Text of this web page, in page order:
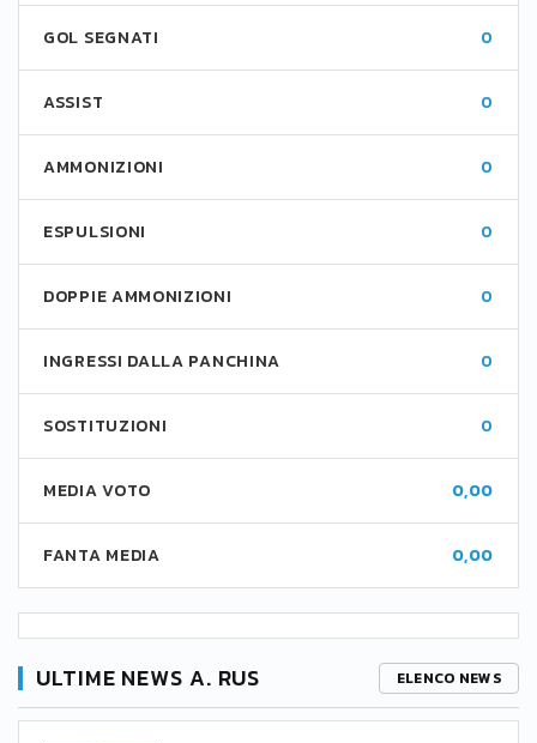
GOL SEGNATI 0
ASSIST 0
AMMONIZIONI 0
ESPULSIONI 0
DOPPIE AMMONIZIONI 0
INGRESSI DALLA PANCHINA 0
SOSTITUZIONI 0
MEDIA VOTO 0,00
FANTA MEDIA 0,00
ULTIME NEWS A. RUS ELENCO NEWS